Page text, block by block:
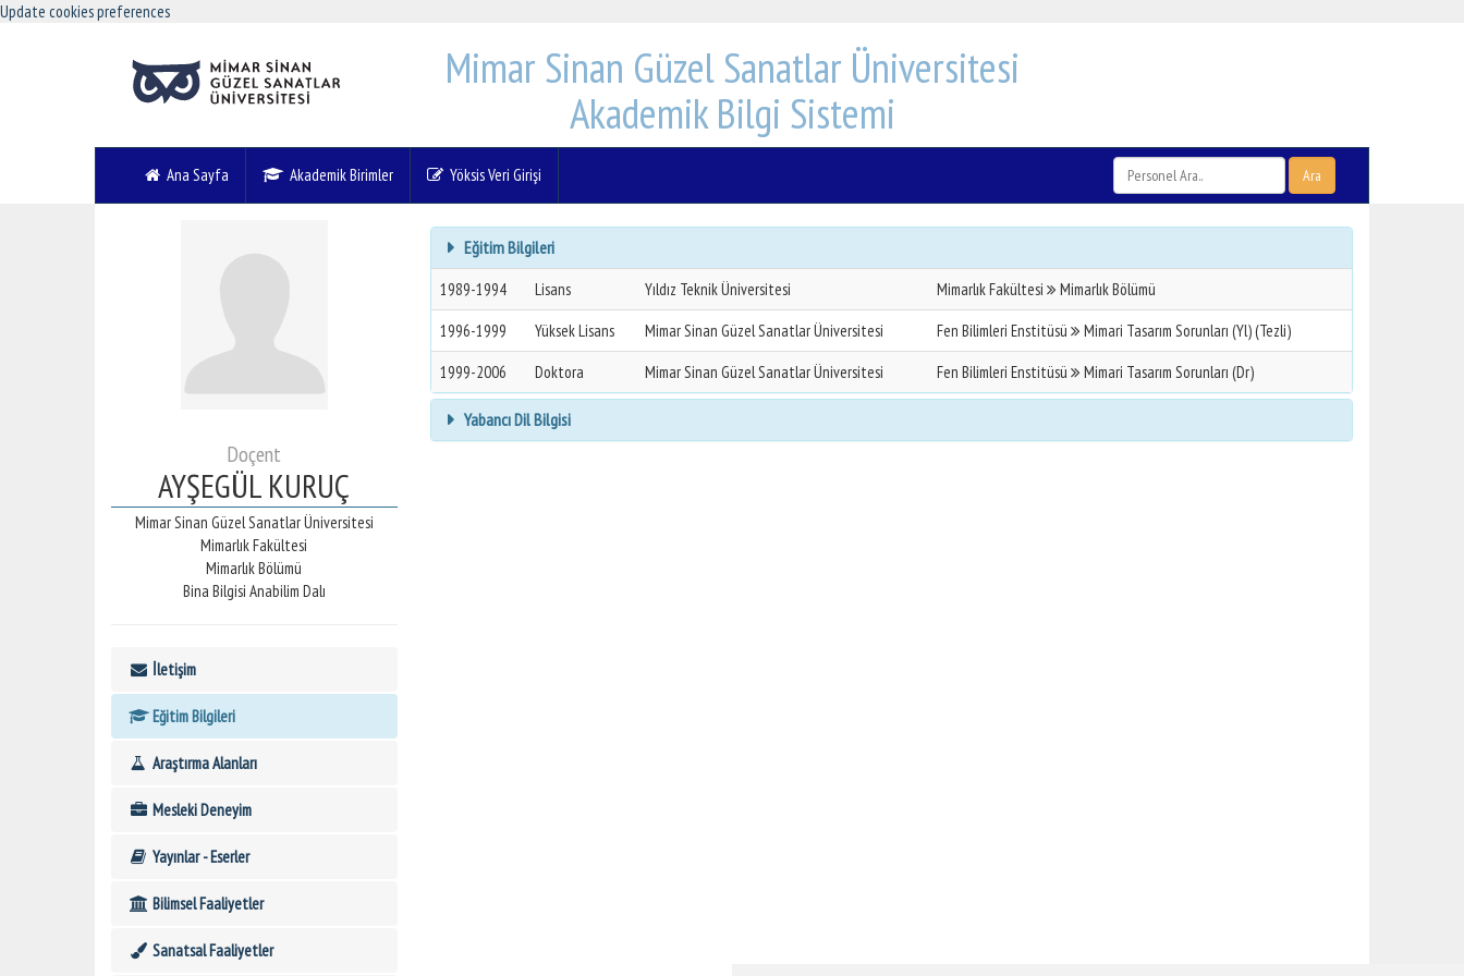
Update cookies preferences
Mimar Sinan Güzel Sanatlar Üniversitesi
Akademik Bilgi Sistemi
Ana Sayfa Akademik Birimler Yöksis Veri Girişi Ara
Doçent
AYŞEGÜL KURUÇ
Mimar Sinan Güzel Sanatlar Üniversitesi
Mimarlık Fakültesi
Mimarlık Bölümü
Bina Bilgisi Anabilim Dalı
İletişim
Eğitim Bilgileri
Araştırma Alanları
Mesleki Deneyim
Yayınlar - Eserler
Bilimsel Faaliyetler
Sanatsal Faaliyetler
Eğitim Bilgileri
1989-1994 Lisans Yıldız Teknik Üniversitesi Mimarlık Fakültesi
Mimarlık Bölümü
1996-1999
Yüksek Lisans Mimar Sinan Güzel Sanatlar Üniversitesi Fen Bilimleri Enstitüsü
Mimari Tasarım Sorunları (Yl) (Tezli)
1999-2006
Doktora Mimar Sinan Güzel Sanatlar Üniversitesi Fen Bilimleri Enstitüsü Mimari Tasarım Sorunları (Dr)
Yabancı Dil Bilgisi